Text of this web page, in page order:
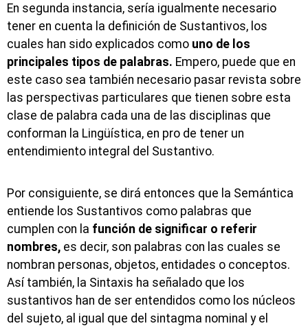
En segunda instancia, sería igualmente necesario
tener en cuenta la definición de Sustantivos, los
cuales han sido explicados como uno de los
principales tipos de palabras. Empero, puede que en
este caso sea también necesario pasar revista sobre
las perspectivas particulares que tienen sobre esta
clase de palabra cada una de las disciplinas que
conforman la Lingüística, en pro de tener un
entendimiento integral del Sustantivo.
Por consiguiente, se dirá entonces que la Semántica
entiende los Sustantivos como palabras que
cumplen con la función de significar o referir
nombres, es decir, son palabras con las cuales se
nombran personas, objetos, entidades o conceptos.
Así también, la Sintaxis ha señalado que los
sustantivos han de ser entendidos como los núcleos
del sujeto, al igual que del sintagma nominal y el